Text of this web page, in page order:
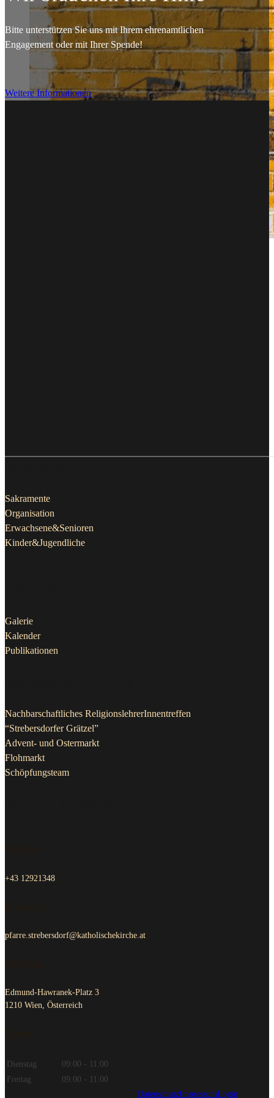
Bitte unterstützen Sie uns mit Ihrem ehrenamtlichen
Engagement oder mit Ihrer Spende!
Weitere Informationen
Sakramente
Organisation
Erwachsene&Senioren
Kinder&Jugendliche
Galerie
Kalender
Publikationen
Nachbarschaftliches ReligionslehrerInnentreffen
“Strebersdorfer Grätzel”
Advent- und Ostermarkt
Flohmarkt
Schöpfungsteam
+43 12921348
pfarre.strebersdorf@katholischekirche.at
Edmund-Hawranek-Platz 3
1210 Wien, Österreich
Dienstag
09:00 - 11:00
Freitag
09:00 - 11:00
DatenschutzImpressumLogin